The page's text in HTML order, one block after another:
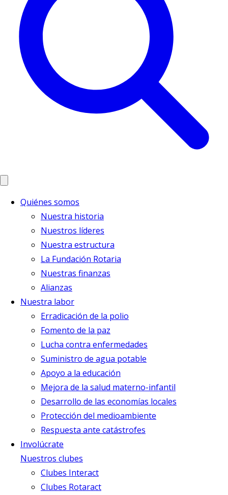
Quiénes somos
Nuestra historia
Nuestros líderes
Nuestra estructura
La Fundación Rotaria
Nuestras finanzas
Alianzas
Nuestra labor
Erradicación de la polio
Fomento de la paz
Lucha contra enfermedades
Suministro de agua potable
Apoyo a la educación
Mejora de la salud materno-infantil
Desarrollo de las economías locales
Protección del medioambiente
Respuesta ante catástrofes
Involúcrate
Nuestros clubes
Clubes Interact
Clubes Rotaract